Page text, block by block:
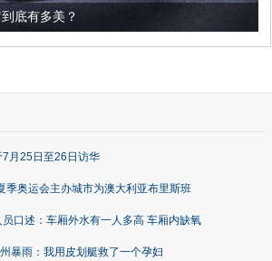
底有多美？
月25日至26日访华
季奥运会主办城市为澳大利亚布里斯班
口述：车厢外水有一人多高 车厢内缺氧
暴雨：我用皮划艇救了一个孕妇